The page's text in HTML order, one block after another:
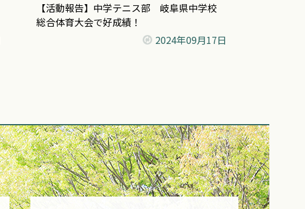
【活動報告】中学テニス部 岐阜県中学校
総合体育大会で好成績！
2024年09月17日